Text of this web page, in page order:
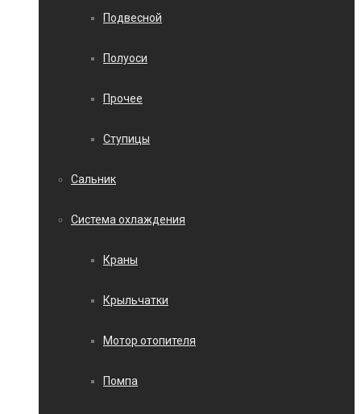
Подвесной
Полуоси
Прочее
Ступицы
Сальник
Система охлаждения
Краны
Крыльчатки
Мотор отопителя
Помпа